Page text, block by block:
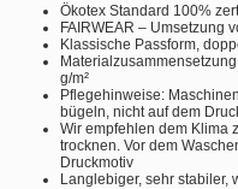
Ökotex Standard 100%
FAIRWEAR – Umsetzung
Klassische Passform,
g/m²
Pflegehinweise:
bügeln, nicht auf dem
Wir empfehlen dem Klima
trocknen. Vor dem
Druckmotiv
Langlebiger, sehr stabiler,